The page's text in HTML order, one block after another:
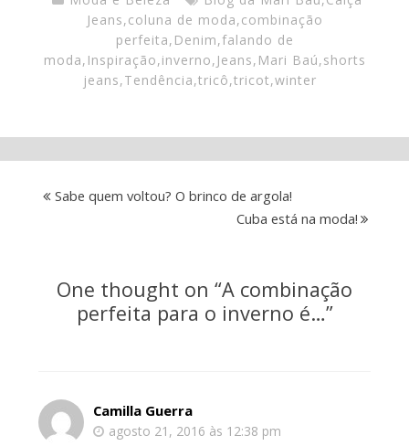
Jeans,coluna de moda,combinação
perfeita, Denim,falando de
moda, Inspiração,inverno, Jeans, Mari Baú,shorts
jeans,Tendência,tricô,tricot,winter
Sabe quem voltou? O brinco de argola!
Cuba está na moda!
One thought on “A combinação
perfeita para o inverno é…”
Camilla Guerra
agosto 21, 2016 às 12:38 pm